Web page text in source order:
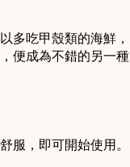
多吃甲殼類的海鮮，
便成為不錯的另一種
服，即可開始使用。